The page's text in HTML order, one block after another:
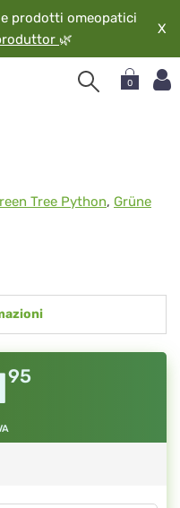
prodotti omeopatici
🌿
X
0
Tree Python, Grüne
95